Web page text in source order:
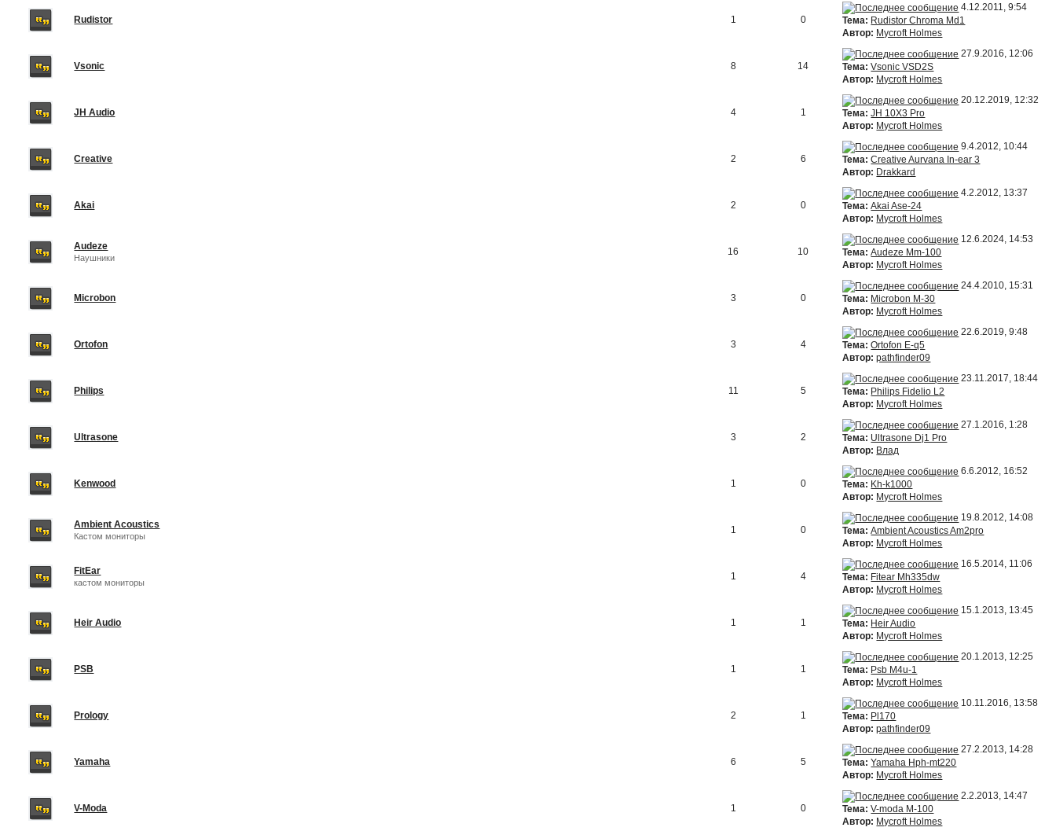
Rudistor 1 0
4.12.2011, 9:54
Тема: Rudistor Chroma Md1
Автор: Mycroft Holmes
Vsonic 8 14
27.9.2016, 12:06
Тема: Vsonic VSD2S
Автор: Mycroft Holmes
JH Audio 4 1
20.12.2019, 12:32
Тема: JH 10X3 Pro
Автор: Mycroft Holmes
Creative 2 6
9.4.2012, 10:44
Тема: Creative Aurvana In-ear 3
Автор: Drakkard
Akai 2 0
4.2.2012, 13:37
Тема: Akai Ase-24
Автор: Mycroft Holmes
Audeze
Наушники
16 10
12.6.2024, 14:53
Тема: Audeze Mm-100
Автор: Mycroft Holmes
Microbon 3 0
24.4.2010, 15:31
Тема: Microbon M-30
Автор: Mycroft Holmes
Ortofon 3 4
22.6.2019, 9:48
Тема: Ortofon E-q5
Автор: pathfinder09
Philips 11 5
23.11.2017, 18:44
Тема: Philips Fidelio L2
Автор: Mycroft Holmes
Ultrasone 3 2
27.1.2016, 1:28
Тема: Ultrasone Dj1 Pro
Автор: Влад
Kenwood 1 0
6.6.2012, 16:52
Тема: Kh-k1000
Автор: Mycroft Holmes
Ambient Acoustics
Кастом мониторы
1 0
19.8.2012, 14:08
Тема: Ambient Acoustics Am2pro
Автор: Mycroft Holmes
FitEar
кастом мониторы
1 4
16.5.2014, 11:06
Тема: Fitear Mh335dw
Автор: Mycroft Holmes
Heir Audio 1 1
15.1.2013, 13:45
Тема: Heir Audio
Автор: Mycroft Holmes
PSB 1 1
20.1.2013, 12:25
Тема: Psb M4u-1
Автор: Mycroft Holmes
Prology 2 1
10.11.2016, 13:58
Тема: Pl170
Автор: pathfinder09
Yamaha 6 5
27.2.2013, 14:28
Тема: Yamaha Hph-mt220
Автор: Mycroft Holmes
V-Moda 1 0
2.2.2013, 14:47
Тема: V-moda M-100
Автор: Mycroft Holmes